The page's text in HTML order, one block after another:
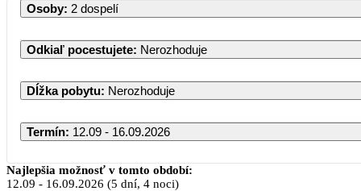
Osoby: 2 dospelí
Odkiaľ pocestujete: Nerozhoduje
Dĺžka pobytu: Nerozhoduje
Termín: 12.09 - 16.09.2026
Najlepšia možnosť v tomto období:
12.09 - 16.09.2026 (5 dní, 4 noci)